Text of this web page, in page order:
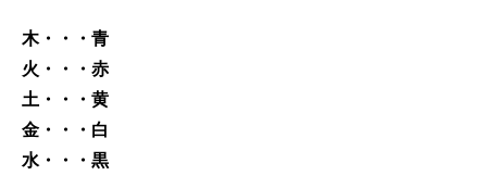
木・・・青
火・・・赤
土・・・黄
金・・・白
水・・・黒